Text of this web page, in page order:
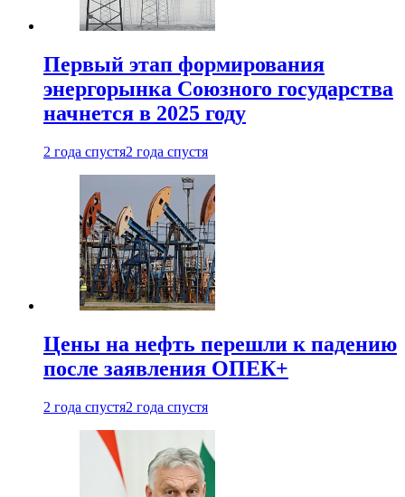
Первый этап формирования
энергорынка Союзного государства
начнется в 2025 году
2 года спустя2 года спустя
Цены на нефть перешли к падению
после заявления ОПЕК+
2 года спустя2 года спустя